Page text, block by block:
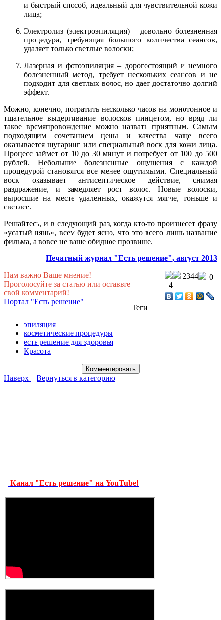
и быстрый способ, идеальный для чувствительной кожи
лица;
Электролиз (электроэпиляция) – довольно болезненная
процедура, требующая большого количества сеансов,
удаляет только светлые волоски;
Лазерная и фотоэпиляция – дорогостоящий и немного
болезненный метод, требует нескольких сеансов и не
подходит для светлых волос, но дает достаточно долгий
эффект.
Можно, конечно, потратить несколько часов на монотонное и
тщательное выдергивание волосков пинцетом, но вряд ли
такое времяпровождение можно назвать приятным. Самым
подходящим сочетанием цены и качества чаще всего
оказывается шугаринг или специальный воск для кожи лица.
Процесс займет от 10 до 30 минут и потребует от 100 до 500
рублей. Небольшие болезненные ощущения с каждой
процедурой становятся все менее ощутимыми. Специальный
воск оказывает антисептическое действие, снимая
раздражение, и замедляет рост волос. Новые волоски,
выросшие на месте удаленных, окажутся мягче, тоньше и
светлее.
Решайтесь, и в следующий раз, когда кто-то произнесет фразу
«усатый нянь», всем будет ясно, что это всего лишь название
фильма, а вовсе не ваше обидное прозвище.
Печатный журнал "Есть решение", август 2013
Нам важно Ваше мнение!
Проголосуйте за статью или оставьте
свой комментарий!
Портал "Есть решение"
0
2344
4
Теги
эпиляция
косметические процедуры
есть решение для здоровья
Красота
Наверх Вернуться в категорию
Канал "Есть решение" на YouTube!